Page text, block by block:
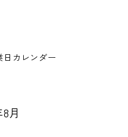
日カレンダー
月